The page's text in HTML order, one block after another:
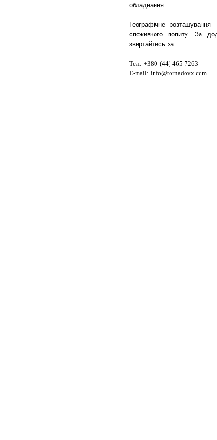
обладнання.
Географічне
споживчого попиту. За
звертайтесь за:
Тел.: +380 (44) 465 7263
E-mail: info@tornadovx.com